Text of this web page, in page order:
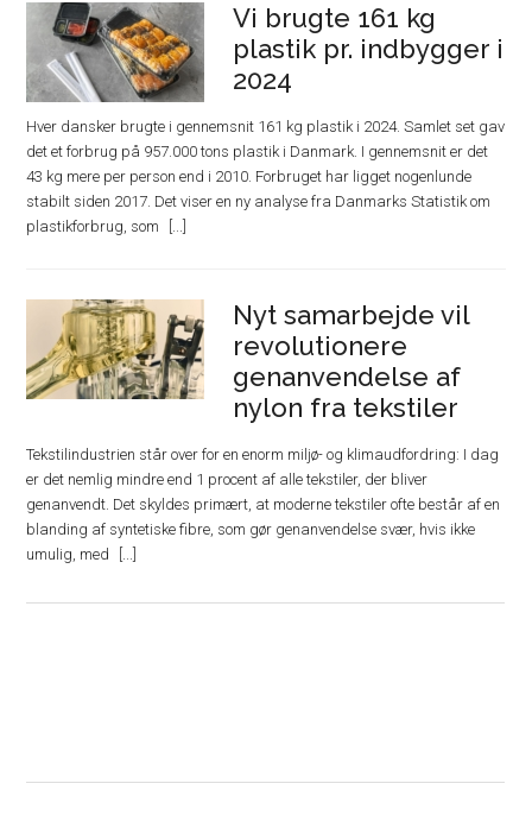
Vi brugte 161 kg
plastik pr. indbygger i
2024
Hver dansker brugte i gennemsnit 161 kg plastik i 2024. Samlet set gav
det et forbrug på 957.000 tons plastik i Danmark. I gennemsnit er det
43 kg mere per person end i 2010. Forbruget har ligget nogenlunde
stabilt siden 2017. Det viser en ny analyse fra Danmarks Statistik om
plastikforbrug, som
Nyt samarbejde vil
revolutionere
genanvendelse af
nylon fra tekstiler
Tekstilindustrien står over for en enorm miljø- og klimaudfordring: I dag
er det nemlig mindre end 1 procent af alle tekstiler, der bliver
genanvendt. Det skyldes primært, at moderne tekstiler ofte består af en
blanding af syntetiske fibre, som gør genanvendelse svær, hvis ikke
umulig, med